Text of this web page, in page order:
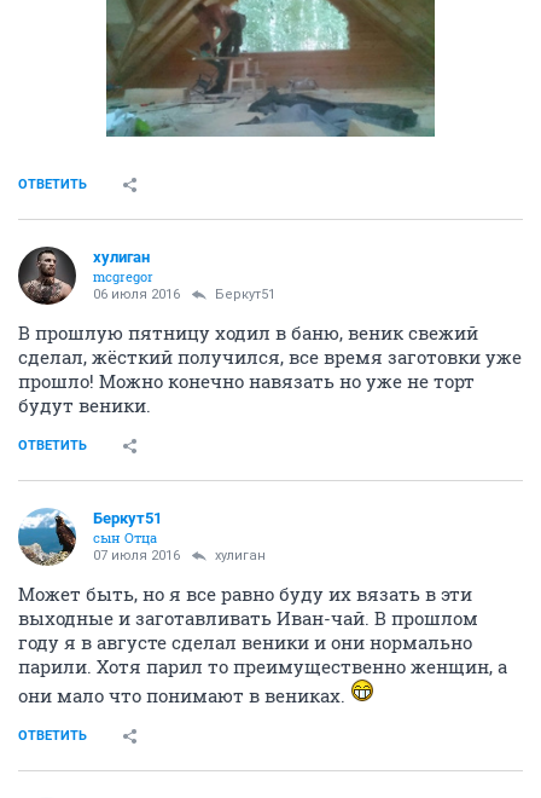
ОТВЕТИТЬ
хулиган
mcgregor
06 июля 2016 Беркут51
В прошлую пятницу ходил в баню, веник свежий
сделал, жёсткий получился, все время заготовки уже
прошло! Можно конечно навязать но уже не торт
будут веники.
ОТВЕТИТЬ
Беркут51
сын Отца
07 июля 2016 хулиган
Может быть, но я все равно буду их вязать в эти
выходные и заготавливать Иван-чай. В прошлом
году я в августе сделал веники и они нормально
парили. Хотя парил то преимущественно женщин, а
они мало что понимают в вениках.
ОТВЕТИТЬ